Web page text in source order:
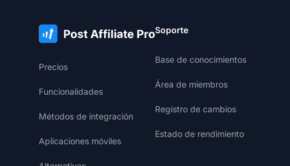
Precios
Funcionalidades
Métodos de integración
Aplicaciones móviles
Soporte
Base de conocimientos
Área de miembros
Registro de cambios
Estado de rendimiento